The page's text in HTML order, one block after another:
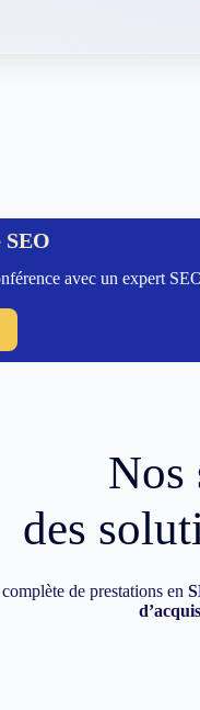
SEO
avec un expert
Nos
des
de prestations en